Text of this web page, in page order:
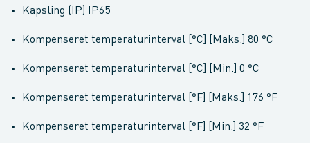
Kapsling (IP) IP65
Kompenseret temperaturinterval [°C] [Maks.] 80 °C
Kompenseret temperaturinterval [°C] [Min.] 0 °C
Kompenseret temperaturinterval [°F] [Maks.] 176 °F
Kompenseret temperaturinterval [°F] [Min.] 32 °F